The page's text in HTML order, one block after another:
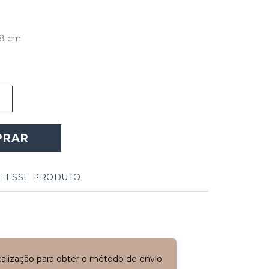
cm
ESSE PRODUTO
para obter o método de envio